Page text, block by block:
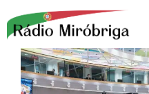
para
conteúdo